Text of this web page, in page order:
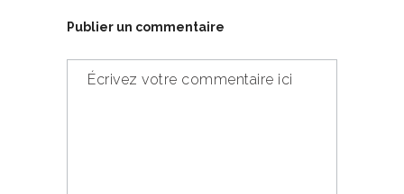
Publier un commentaire